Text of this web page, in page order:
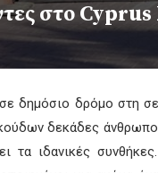
στο
δημόσιο δρόμο στη
δεκάδες
τα ιδανικές